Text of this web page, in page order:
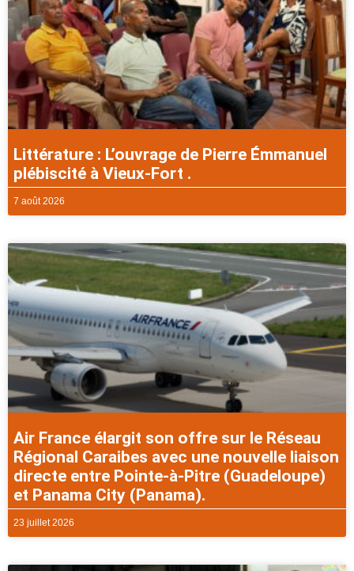
Littérature : L’ouvrage de Pierre Émmanuel
plébiscité à Vieux-Fort .
7 août 2026
Air France élargit son offre sur le Réseau
Régional Caraibes avec une nouvelle liaison
directe entre Pointe-à-Pitre (Guadeloupe)
et Panama City (Panama).
23 juillet 2026